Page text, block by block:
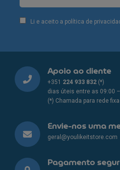
Li e aceito a política de
Apoio ao cliente
+351 224 933 832 (*)
dias úteis entre as 09:00
(*) Chamada para rede
Envie-nos uma
geral@youlikeitstore.com
Pagamento